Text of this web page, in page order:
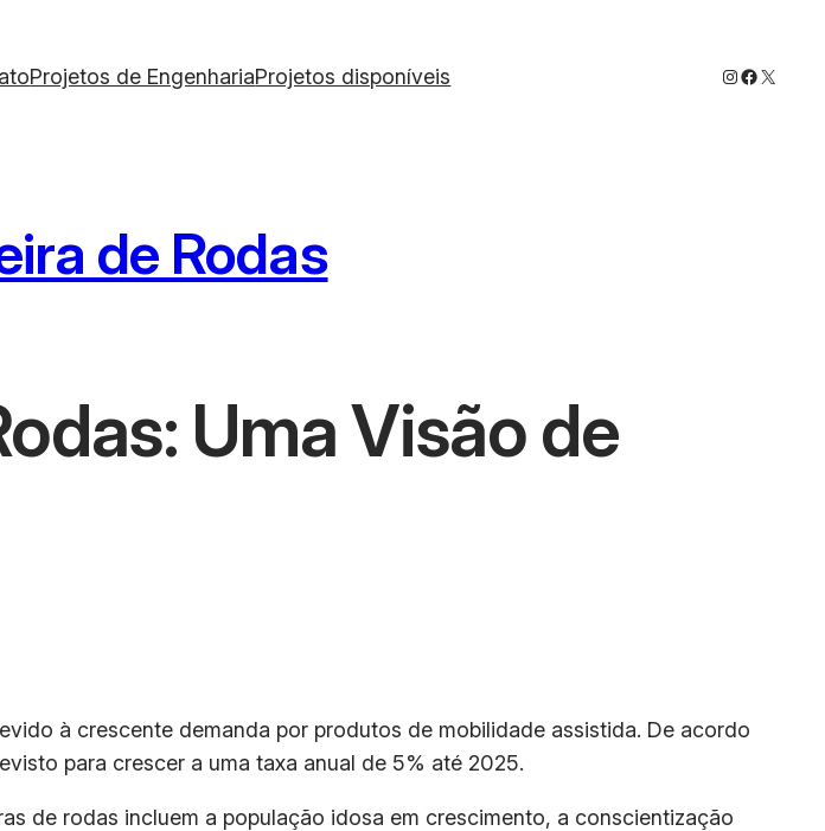
Projetos de EngenhariaProjetos disponíveis Instagram
X
de Rodas
Uma Visão de
à crescente demanda por produtos de mobilidade assistida. De acordo
para crescer a uma taxa anual de 5% até 2025.
de rodas incluem a população idosa em crescimento, a conscientização